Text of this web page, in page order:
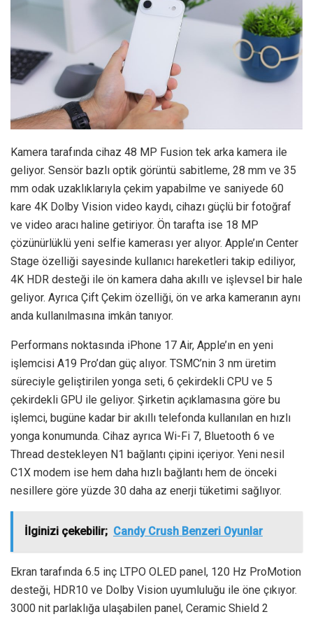
Kamera tarafında cihaz 48 MP Fusion tek arka kamera ile
geliyor. Sensör bazlı optik görüntü sabitleme, 28 mm ve 35
mm odak uzaklıklarıyla çekim yapabilme ve saniyede 60
kare 4K Dolby Vision video kaydı, cihazı güçlü bir fotoğraf
ve video aracı haline getiriyor. Ön tarafta ise 18 MP
çözünürlüklü yeni selfie kamerası yer alıyor. Apple’ın Center
Stage özelliği sayesinde kullanıcı hareketleri takip ediliyor,
4K HDR desteği ile ön kamera daha akıllı ve işlevsel bir hale
geliyor. Ayrıca Çift Çekim özelliği, ön ve arka kameranın aynı
anda kullanılmasına imkân tanıyor.
Performans noktasında iPhone 17 Air, Apple’ın en yeni
işlemcisi A19 Pro’dan güç alıyor. TSMC’nin 3 nm üretim
süreciyle geliştirilen yonga seti, 6 çekirdekli CPU ve 5
çekirdekli GPU ile geliyor. Şirketin açıklamasına göre bu
işlemci, bugüne kadar bir akıllı telefonda kullanılan en hızlı
yonga konumunda. Cihaz ayrıca Wi-Fi 7, Bluetooth 6 ve
Thread destekleyen N1 bağlantı çipini içeriyor. Yeni nesil
C1X modem ise hem daha hızlı bağlantı hem de önceki
nesillere göre yüzde 30 daha az enerji tüketimi sağlıyor.
İlginizi çekebilir; Candy Crush Benzeri Oyunlar
Ekran tarafında 6.5 inç LTPO OLED panel, 120 Hz ProMotion
desteği, HDR10 ve Dolby Vision uyumluluğu ile öne çıkıyor.
3000 nit parlaklığa ulaşabilen panel, Ceramic Shield 2